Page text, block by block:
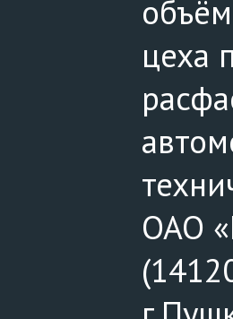
цеха
ОАО